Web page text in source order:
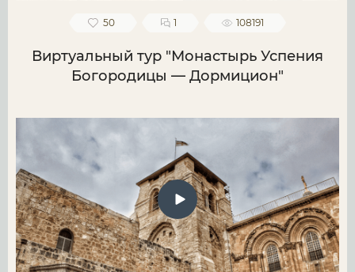
50 1 108191
Виртуальный тур "Монастырь Успения
Богородицы — Дормицион"